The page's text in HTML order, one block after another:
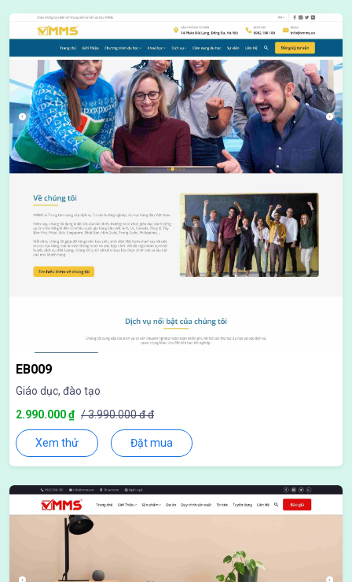
EB009
Giáo dục, đào tạo
2.990.000 ₫ / 3.990.000 đ đ
Xem thử Đặt mua